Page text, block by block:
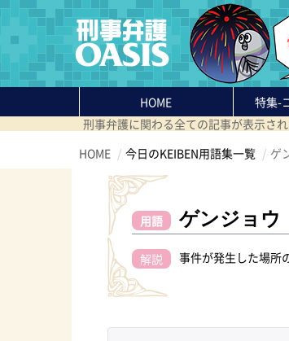
HOME 特集-
刑事弁護に関わる全ての記事が表示さ
HOME
今日のKEIBEN用語集一覧 ゲ
用語 ゲンジョウ
解説 事件が発生した場所